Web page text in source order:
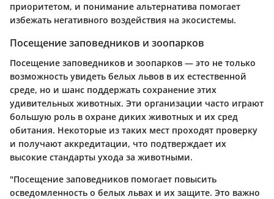
приоритетом, и понимание альтернатива помогает
избежать негативного воздействия на экосистемы.
Посещение заповедников и зоопарков
Посещение заповедников и зоопарков — это не только
возможность увидеть белых львов в их естественной
среде, но и шанс поддержать сохранение этих
удивительных животных. Эти организации часто играют
большую роль в охране диких животных и их сред
обитания. Некоторые из таких мест проходят проверку
и получают аккредитации, что подтверждает их
высокие стандарты ухода за животными.
"Посещение заповедников помогает повысить
осведомленность о белых львах и их защите. Это важно